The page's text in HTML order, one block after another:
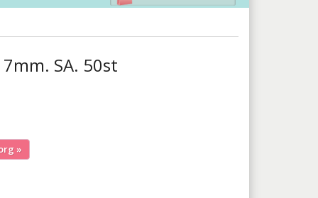
SA. 50st
»